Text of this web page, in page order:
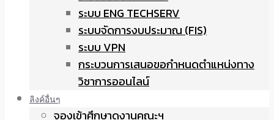
ระบบ ENG TECHSERV
ระบบจัดการงบประมาณ (FIS)
ระบบ VPN
กระบวนการเสนอขอกำหนดตำแหน่งทาง
วิชาการออนไลน์
ลิงค์อื่นๆ
จองเข้าศึกษาดูงานคณะฯ